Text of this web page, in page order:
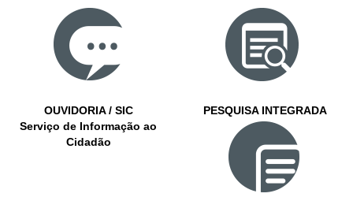
OUVIDORIA / SIC
Serviço de Informação ao
Cidadão
PESQUISA INTEGRADA